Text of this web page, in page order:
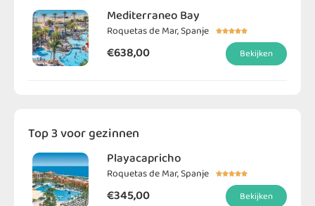
Mediterraneo Bay
Roquetas de Mar, Spanje 
€638,00 Bekijken
Top 3 voor gezinnen
Playacapricho
Roquetas de Mar, Spanje 
€345,00 Bekijken